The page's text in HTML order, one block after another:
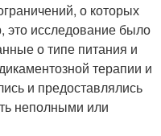
о которых
это исследование было
о типе питания и
терапии и
и предоставлялись
неполными или